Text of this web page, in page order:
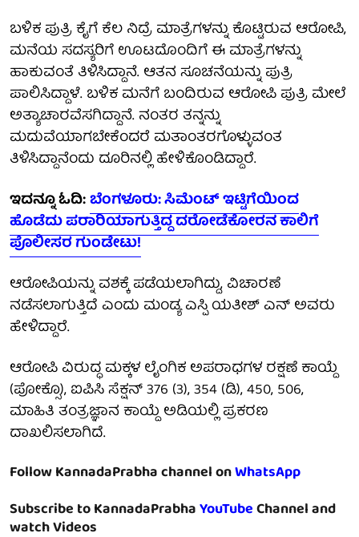
ಬಳಿಕ ಪುತ್ರಿ ಕೈಗೆ ಕೆಲ ನಿದ್ರೆ ಮಾತ್ರೆಗಳನ್ನು ಕೊಟ್ಟಿರುವ ಆರೋಪಿ,
ಮನೆಯ ಸದಸ್ಯರಿಗೆ ಊಟದೊಂದಿಗೆ ಈ ಮಾತ್ರೆಗಳನ್ನು
ಹಾಕುವಂತೆ ತಿಳಿಸಿದ್ದಾನೆ. ಆತನ ಸೂಚನೆಯನ್ನು ಪುತ್ರಿ
ಪಾಲಿಸಿದ್ದಾಳೆ. ಬಳಿಕ ಮನೆಗೆ ಬಂದಿರುವ ಆರೋಪಿ ಪುತ್ರಿ ಮೇಲೆ
ಅತ್ಯಾಚಾರವೆಸಗಿದ್ದಾನೆ. ನಂತರ ತನ್ನನ್ನು
ಮದುವೆಯಾಗಬೇಕೆಂದರೆ ಮತಾಂತರಗೊಳ್ಳುವಂತ
ತಿಳಿಸಿದ್ದಾನೆಂದು ದೂರಿನಲ್ಲಿ ಹೇಳಿಕೊಂಡಿದ್ದಾರೆ.
ಇದನ್ನೂ ಓದಿ:ಬೆಂಗಳೂರು: ಸಿಮೆಂಟ್ ಇಟ್ಟಿಗೆಯಿಂದ
ಹೊಡೆದು ಪರಾರಿಯಾಗುತ್ತಿದ್ದ ದರೋಡೆಕೋರನ ಕಾಲಿಗೆ
ಪೊಲೀಸರ ಗುಂಡೇಟು!
ಆರೋಪಿಯನ್ನು ವಶಕ್ಕೆ ಪಡೆಯಲಾಗಿದ್ದು, ವಿಚಾರಣೆ
ನಡೆಸಲಾಗುತ್ತಿದೆ ಎಂದು ಮಂಡ್ಯ ಎಸ್ಪಿ ಯತೀಶ್ ಎನ್ ಅವರು
ಹೇಳಿದ್ದಾರೆ.
ಆರೋಪಿ ವಿರುದ್ಧ ಮಕ್ಕಳ ಲೈಂಗಿಕ ಅಪರಾಧಗಳ ರಕ್ಷಣೆ ಕಾಯ್ದೆ
(ಪೋಕ್ಸೊ), ಐಪಿಸಿ ಸೆಕ್ಷನ್ 376 (3), 354 (ಡಿ), 450, 506,
ಮಾಹಿತಿ ತಂತ್ರಜ್ಞಾನ ಕಾಯ್ದೆ ಅಡಿಯಲ್ಲಿ ಪ್ರಕರಣ
ದಾಖಲಿಸಲಾಗಿದೆ.
Follow KannadaPrabha channel onWhatsApp
Subscribe to KannadaPrabhaYouTubeChannel and
watch Videos